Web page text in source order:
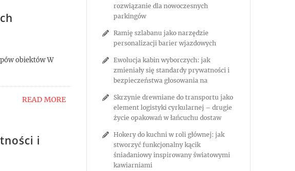
obiektów W
READ MORE
i
rozwiązanie dla nowoczesnych
parkingów
Ramię szlabanu jako narzędzie
personalizacji barier wjazdowych
Ewolucja kabin wyborczych: jak
zmieniały się standardy prywatności i
bezpieczeństwa głosowania na
Skrzynie drewniane do transportu jako
element logistyki cyrkularnej – drugie
życie opakowań w łańcuchu dostaw
Hokery do kuchni w roli głównej: jak
stworzyć funkcjonalny kącik
śniadaniowy inspirowany światowymi
kawiarniami